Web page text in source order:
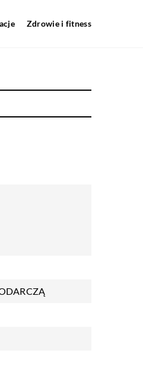
Zdrowie i fitness